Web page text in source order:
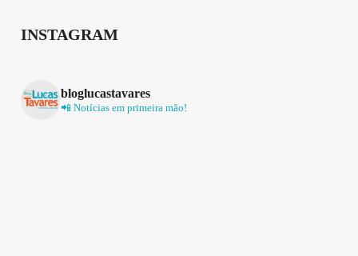
INSTAGRAM
bloglucastavares
📲 Notícias em primeira mão!